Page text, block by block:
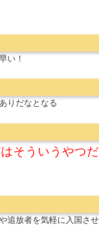
い！
りだなとなる
そういうやつだ
追放者を気軽に入国さ